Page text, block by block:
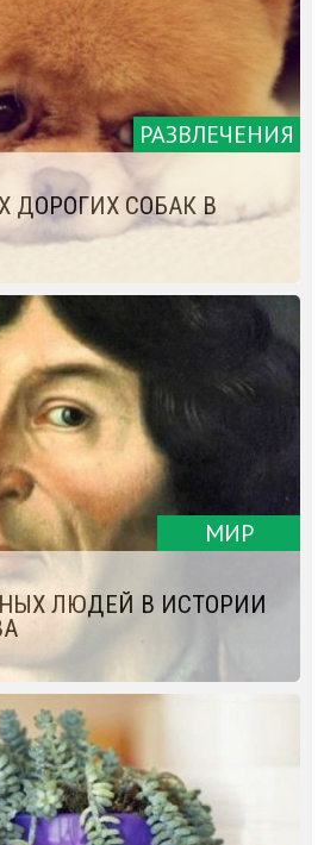
РАЗВЛЕЧЕНИЯ
ДОРОГИХ СОБАК В
МИР
ЛЮДЕЙ В ИСТОРИИ